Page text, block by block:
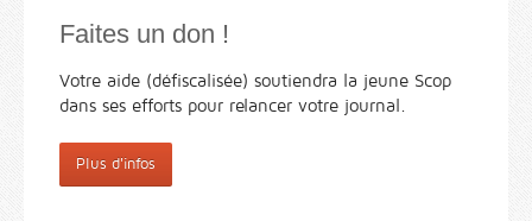
Faites un don !
Votre aide (défiscalisée) soutiendra la jeune Scop
dans ses efforts pour relancer votre journal.
Plus d'infos